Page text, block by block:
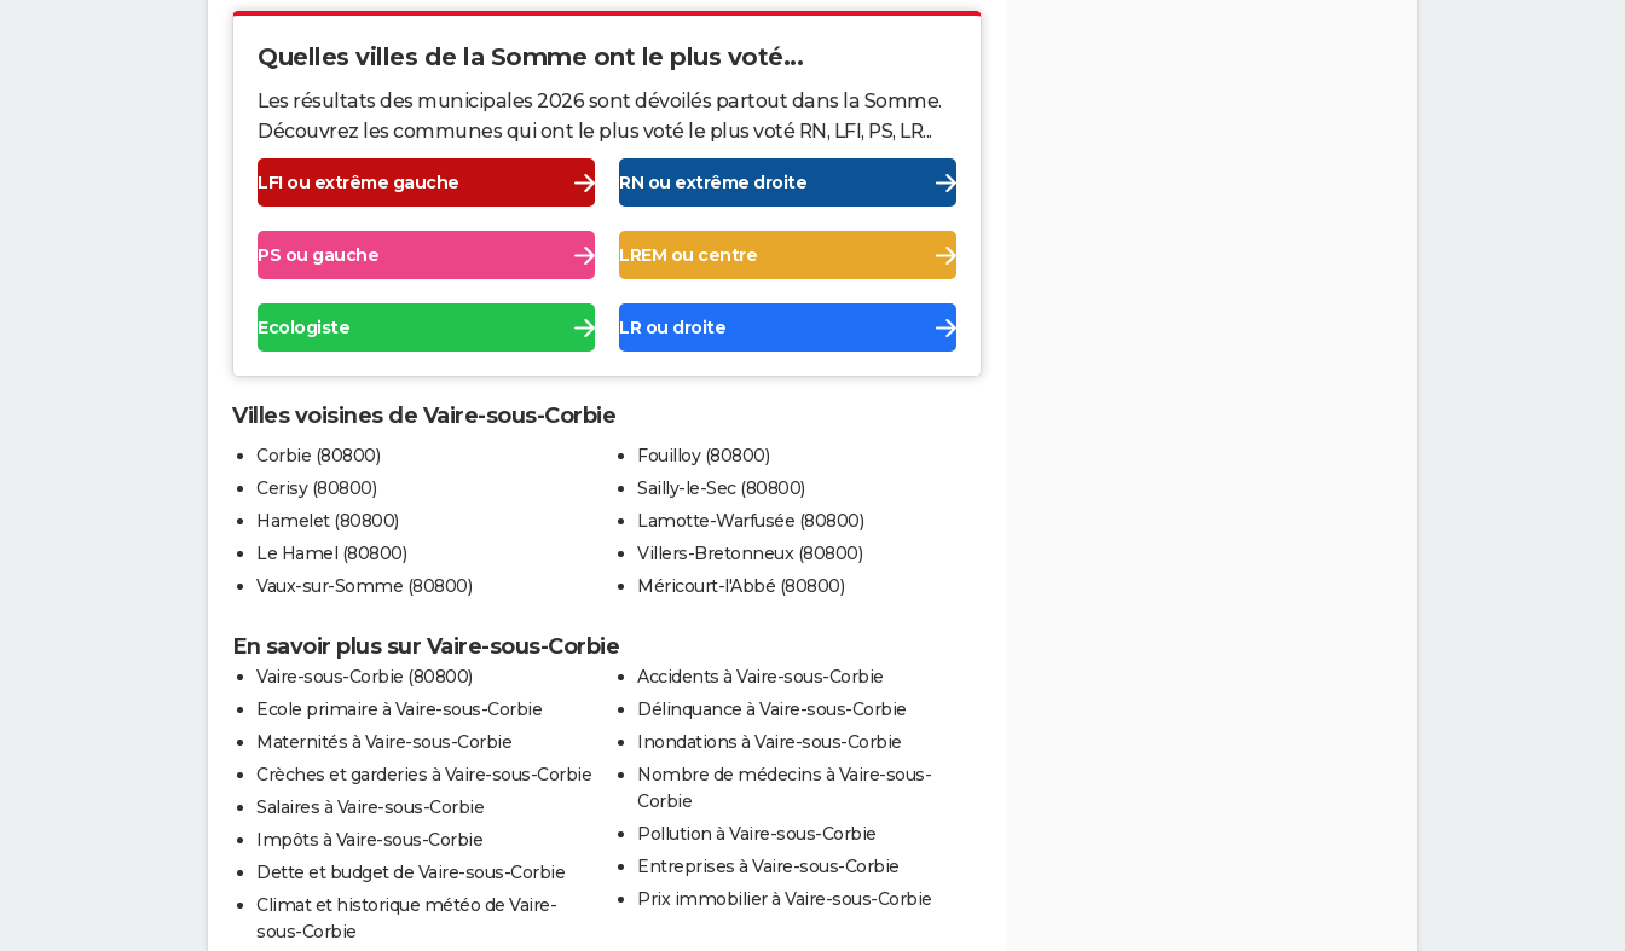
Quelles villes de la Somme ont le plus voté...
Les résultats des municipales 2026 sont dévoilés partout dans la Somme.
Découvrez les communes qui ont le plus voté le plus voté RN, LFI, PS, LR...
LFI ou extrême gauche RN ou extrême droite
PS ou gauche LREM ou centre
Ecologiste LR ou droite
Villes voisines de Vaire-sous-Corbie
Corbie (80800)
Cerisy (80800)
Hamelet (80800)
Le Hamel (80800)
Vaux-sur-Somme (80800)
Fouilloy (80800)
Sailly-le-Sec (80800)
Lamotte-Warfusée (80800)
Villers-Bretonneux (80800)
Méricourt-l'Abbé (80800)
En savoir plus sur Vaire-sous-Corbie
Vaire-sous-Corbie (80800)
Ecole primaire à Vaire-sous-Corbie
Maternités à Vaire-sous-Corbie
Crèches et garderies à Vaire-sous-Corbie
Salaires à Vaire-sous-Corbie
Impôts à Vaire-sous-Corbie
Dette et budget de Vaire-sous-Corbie
Climat et historique météo de Vaire-
sous-Corbie
Accidents à Vaire-sous-Corbie
Délinquance à Vaire-sous-Corbie
Inondations à Vaire-sous-Corbie
Nombre de médecins à Vaire-sous-
Corbie
Pollution à Vaire-sous-Corbie
Entreprises à Vaire-sous-Corbie
Prix immobilier à Vaire-sous-Corbie